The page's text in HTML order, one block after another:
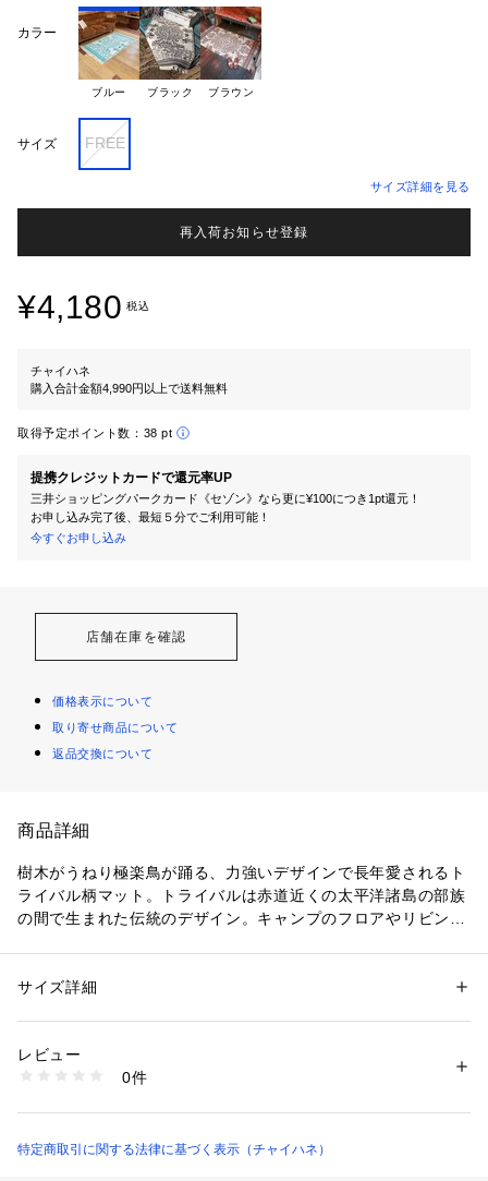
カラー
ブルー ブラック ブラウン
サイズ FREE
サイズ詳細を見る
再入荷お知らせ登録
¥4,180 税込
チャイハネ
購入合計金額4,990円以上で送料無料
取得予定ポイント数： 38 pt
提携クレジットカードで還元率UP
三井ショッピングパークカード《セゾン》なら更に¥100につき1pt還元！
お申し込み完了後、最短５分でご利用可能！
今すぐお申し込み
店舗在庫を確認
価格表示について
取り寄せ商品について
返品交換について
商品詳細
樹木がうねり極楽鳥が踊る、力強いデザインで長年愛されるト
ライバル柄マット。トライバルは赤道近くの太平洋諸島の部族
の間で生まれた伝統のデザイン。キャンプのフロアやリビング
【ISAP6136-2024】
性別：レディース
グマット
生産国：インド
4090000003922
サイズ詳細
レビュー
0件
特定商取引に関する法律に基づく表示（チャイハネ）